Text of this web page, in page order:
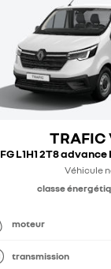
TRAFIC
FG L1H1 2T8 advance
Véhicule
classe
moteur
transmission